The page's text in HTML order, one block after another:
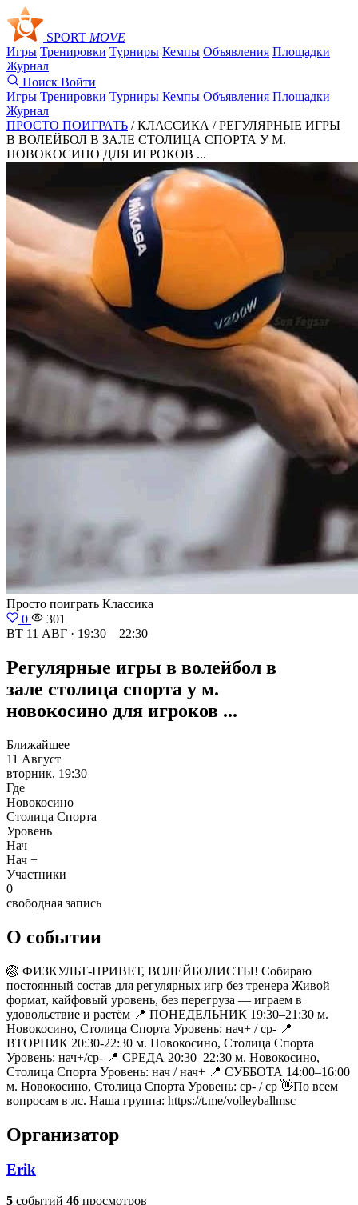
SPORT MOVE
Игры Тренировки Турниры Кемпы Объявления Площадки
Журнал
Поиск Войти
Игры Тренировки Турниры Кемпы Объявления Площадки
Журнал
ПРОСТО ПОИГРАТЬ / КЛАССИКА /РЕГУЛЯРНЫЕ ИГРЫ
В ВОЛЕЙБОЛ В ЗАЛЕ СТОЛИЦА СПОРТА У М.
НОВОКОСИНО ДЛЯ ИГРОКОВ ...
Просто поиграть Классика
0
301
ВТ 11 АВГ · 19:30—22:30
Регулярные игры в волейбол в
зале столица спорта у м.
новокосино для игроков ...
Ближайшее
11 Август
вторник, 19:30
Где
Новокосино
Столица Спорта
Уровень
Нач
Нач +
Участники
0
свободная запись
О событии
🏐 ФИЗКУЛЬТ-ПРИВЕТ, ВОЛЕЙБОЛИСТЫ! Собираю
постоянный состав для регулярных игр без тренера Живой
формат, кайфовый уровень, без перегруза — играем в
удовольствие и растём 📍 ПОНЕДЕЛЬНИК 19:30–21:30 м.
Новокосино, Столица Спорта Уровень: нач+ / ср- 📍
ВТОРНИК 20:30-22:30 м. Новокосино, Столица Спорта
Уровень: нач+/ср- 📍 СРЕДА 20:30–22:30 м. Новокосино,
Столица Спорта Уровень: нач / нач+ 📍 СУББОТА 14:00–16:00
м. Новокосино, Столица Спорта Уровень: ср- / ср 👋По всем
вопросам в лс. Наша группа: https://t.me/volleyballmsc
Организатор
Erik
5 событий 46 просмотров